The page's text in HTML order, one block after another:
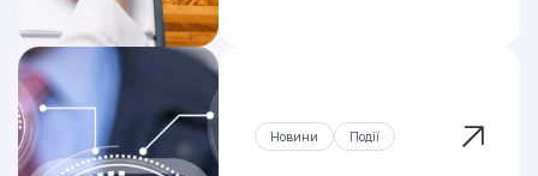
Новини Події